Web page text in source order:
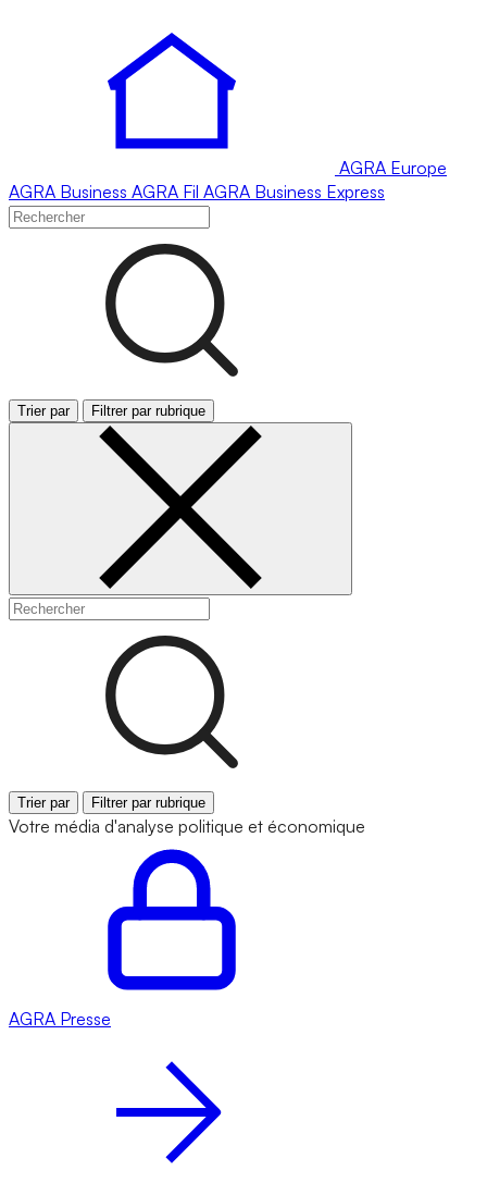
AGRA Europe
AGRA Business AGRA Fil AGRA Business Express
Trier par Filtrer par rubrique
Trier par Filtrer par rubrique
Votre média d'analyse politique et économique
AGRA Presse